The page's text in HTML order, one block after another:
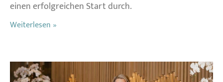
einen erfolgreichen Start durch.
Weiterlesen »